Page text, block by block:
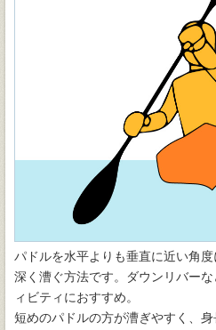
パドルを水平よりも垂直に近い角
深く漕ぐ方法です。ダウンリバー
ィビティにおすすめ。
短めのパドルの方が漕ぎやすく、